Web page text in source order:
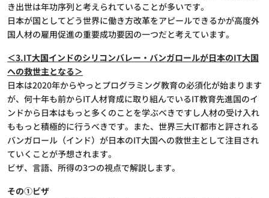
き出世は年功序列と考えられていることが多いです。
日本が国としてどう世界に働き方改革をアピールできるかが高度外
国人材の雇用促進の重要成功要因の一つだと考えています。
＜3.IT大国インドのシリコンバレー・バンガロールが日本のIT大国
への救世主となる＞
日本は2020年からやっとプログラミング教育の必須化が始まります
が、何十年も前からIT人材育成に取り組んでいるIT教育先進国のイ
ンドから日本はもっと多くのことを学ぶべきですし人材の受け入れ
ももっと積極的に行うべきです。また、世界三大IT都市と評される
バンガロール（インド）が日本のIT大国への救世主として注目され
ていくことが予想されます。
ビザ、言語、所得の3つの視点で解説します。
その①ビザ